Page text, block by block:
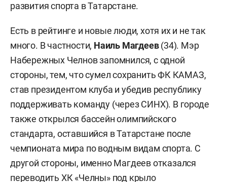
развития спорта в Татарстане.
Есть в рейтинге и новые люди, хотя их и не так
много. В частности, Наиль Магдеев(34). Мэр
Набережных Челнов запомнился, с одной
стороны, тем, что сумел сохранить ФК КАМАЗ,
став президентом клуба и убедив республику
поддерживать команду (через СИНХ). В городе
также открылся бассейн олимпийского
стандарта, оставшийся в Татарстане после
чемпионата мира по водным видам спорта. С
другой стороны, именно Магдеев отказался
переводить ХК «Челны» под крыло